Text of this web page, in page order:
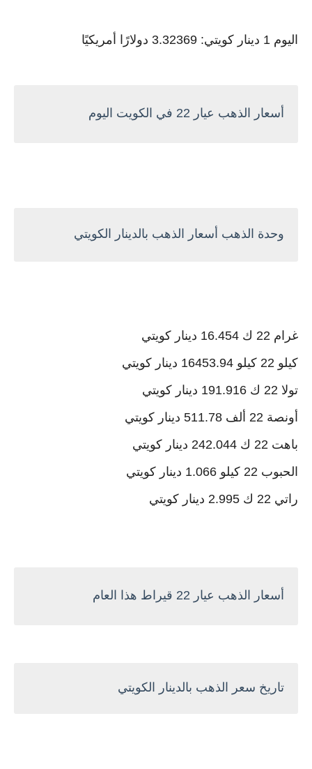
اليوم 1 دينار كويتي: 3.32369 دولارًا أمريكيًا
أسعار الذهب عيار 22 في الكويت اليوم
وحدة الذهب أسعار الذهب بالدينار الكويتي
غرام 22 ك 16.454 دينار كويتي
كيلو 22 كيلو 16453.94 دينار كويتي
تولا 22 ك 191.916 دينار كويتي
أونصة 22 ألف 511.78 دينار كويتي
باهت 22 ك 242.044 دينار كويتي
الحبوب 22 كيلو 1.066 دينار كويتي
راتي 22 ك 2.995 دينار كويتي
أسعار الذهب عيار 22 قيراط هذا العام
تاريخ سعر الذهب بالدينار الكويتي